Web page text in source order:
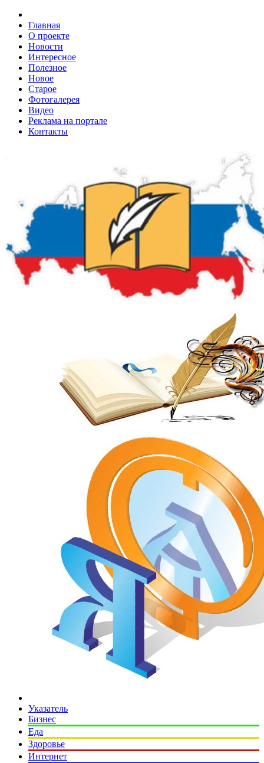
Главная
О проекте
Новости
Интересное
Полезное
Новое
Старое
Фотогалерея
Видео
Реклама на портале
Контакты
Указатель
Бизнес
Еда
Здоровье
Интернет